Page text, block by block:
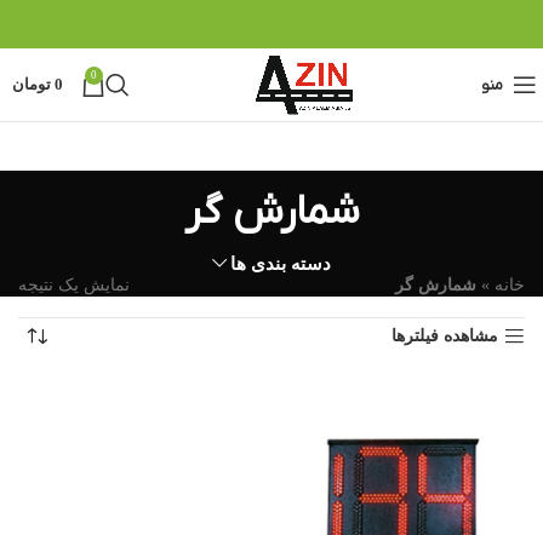
منو 0
0 تومان
شمارش گر
دسته بندی ها
خانه » شمارش گر نمایش یک نتیجه
مشاهده فیلترها